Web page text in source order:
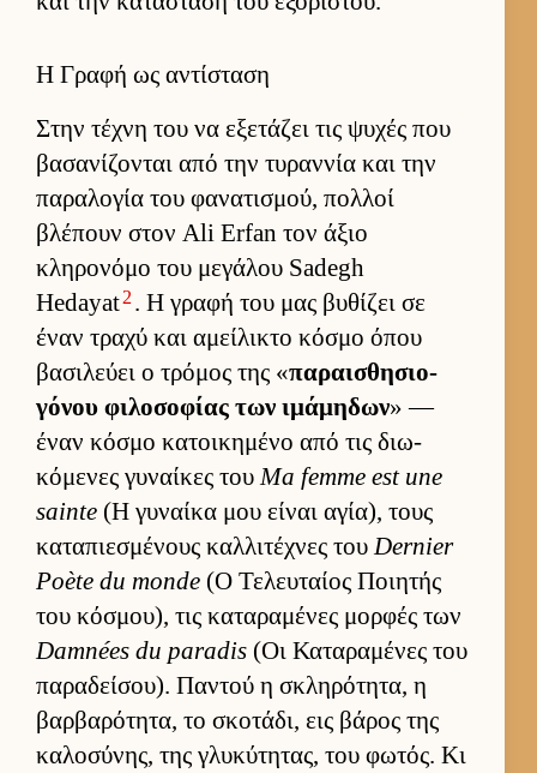
Η Γραφή ως αντίσταση
Στην τέχνη του να εξετάζει τις ψυχές που
βασανίζονται από την τυραν­νία και την
παραλογία του φανατισμού, πολ­λοί
βλέπουν στον Ali Erfan τον άξιο
κληρονόμο του μεγάλου Sadegh
Hedayat2 . Η γραφή του μας βυθίζει σε
έναν τραχύ και αμεί­λικτο κόσμο όπου
βασιλεύει ο τρόμος της «παραι­σθησιο­
γόνου φιλοσοφίας των ιμάμηδων» —
έναν κόσμο κατοι­κημένο από τις διω­
κόμενες γυναί­κες τουMa femme est une
sainte (Η γυναίκα μου εί­ναι αγία), τους
καταπιε­σμένους καλ­λιτέχνες τουDernier
Poète du monde (Ο Τελευ­ταίος Ποι­ητής
του κόσμου), τις καταραμένες μορ­φές των
Damnées du paradis (Οι Καταραμένες του
παραδεί­σου). Παντού η σκληρότητα, η
βαρ­βαρότητα, το σκοτάδι, εις βάρος της
καλοσύνης, της γλυκύτητας, του φωτός. Κι